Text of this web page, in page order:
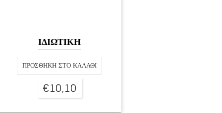
ΙΔΙΩΤΙΚΗ
ΠΡΟΣΘΉΚΗ ΣΤΟ ΚΑΛΆΘΙ
€10,10